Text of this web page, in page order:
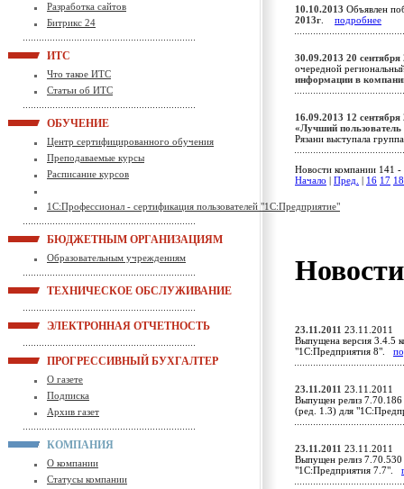
Разработка сайтов
Битрикс 24
ИТС
Что такое ИТС
Статьи об ИТС
ОБУЧЕНИЕ
Центр сертифицированного обучения
Преподаваемые курсы
Расписание курсов
1С:Профессионал - сертификация пользователей "1С:Предприятие"
БЮДЖЕТНЫМ ОРГАНИЗАЦИЯМ
Образовательным учреждениям
ТЕХНИЧЕСКОЕ ОБСЛУЖИВАНИЕ
ЭЛЕКТРОННАЯ ОТЧЕТНОСТЬ
ПРОГРЕССИВНЫЙ БУХГАЛТЕР
О газете
Подписка
Архив газет
КОМПАНИЯ
О компании
Статусы компании
10.10.2013 Объявлен
2013г. подробнее
30.09.2013 20 сентября
очередной
информации в
16.09.2013 12 сентября
«Лучший
Рязани выступала
Новости компании 141 -
Начало
Пред. 16 17 18
23.11.2011 23.11.2011
Выпущена версия 3.4.5
"1С:Предприятия 8".
23.11.2011 23.11.2011
Выпущен релиз 7.70.186
(ред. 1.3) для
23.11.2011 23.11.2011
Выпущен релиз 7.70.530
"1С:Предприятия 7.7".